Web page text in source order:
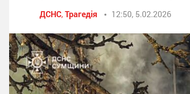
ДСНС,Трагедія 12:50, 5.02.2026